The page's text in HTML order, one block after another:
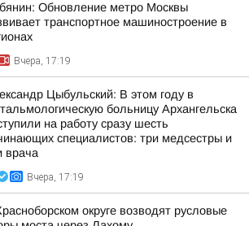
Обновление метро Москвы
транспортное машиностроение в
Вчера, 17:19
Цыбульский: В этом году в
больницу Архангельска
на работу сразу шесть
специалистов: три медсестры и
врача
Вчера, 17:19
округе возводят русловые